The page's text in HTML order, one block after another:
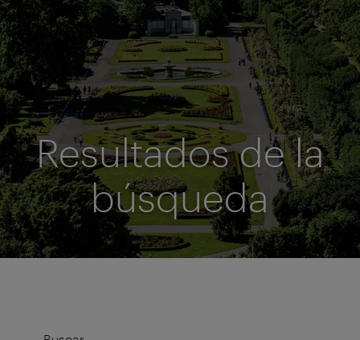
Resultados de la
búsqueda